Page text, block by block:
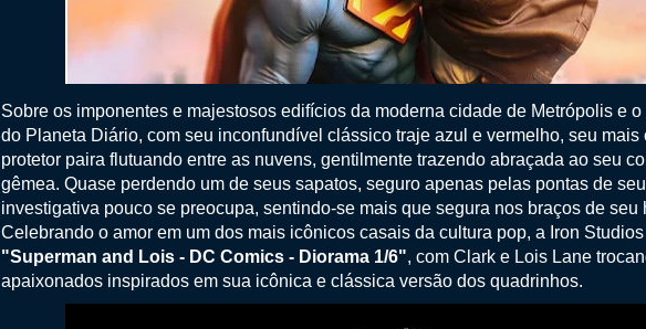
Sobre os imponentes e majestosos edifícios da moderna cidade de Metrópolis e
do Planeta Diário, com seu inconfundível clássico traje azul e vermelho, seu mais
protetor paira flutuando entre as nuvens, gentilmente trazendo abraçada ao seu
gêmea. Quase perdendo um de seus sapatos, seguro apenas pelas pontas de
investigativa pouco se preocupa, sentindo-se mais que segura nos braços de seu
Celebrando o amor em um dos mais icônicos casais da cultura pop, a Iron
"Superman and Lois - DC Comics - Diorama 1/6", com Clark e Lois Lane
apaixonados inspirados em sua icônica e clássica versão dos quadrinhos.